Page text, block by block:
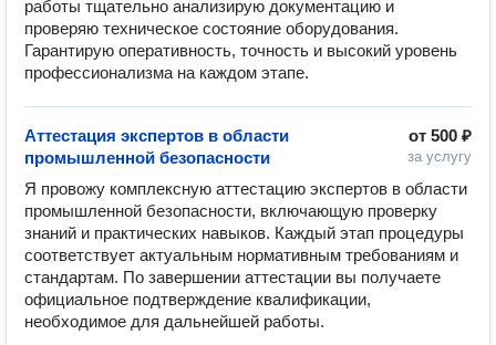
работы тщательно анализирую документацию и
проверяю техническое состояние оборудования.
Гарантирую оперативность, точность и высокий уровень
профессионализма на каждом этапе.
от 500 ₽
за услугу
Аттестация экспертов в области
промышленной безопасности
Я провожу комплексную аттестацию экспертов в области
промышленной безопасности, включающую проверку
знаний и практических навыков. Каждый этап процедуры
соответствует актуальным нормативным требованиям и
стандартам. По завершении аттестации вы получаете
официальное подтверждение квалификации,
необходимое для дальнейшей работы.